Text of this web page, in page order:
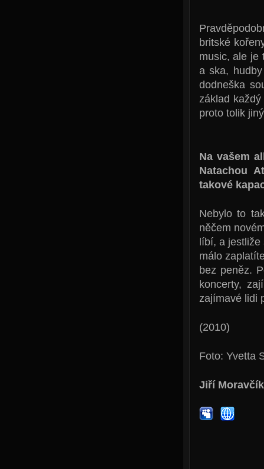
britské
music, ale je
a ska,
dodneška
základ
proto tolik
Na vašem
Natachou
takové
Nebylo to
něčem
líbí, a jestliže
málo
bez peněz.
koncerty,
zajímavé lidi
(2010)
Foto: Yvetta
Jiří